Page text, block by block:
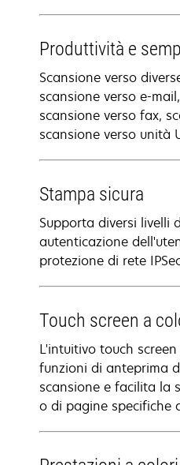
Produttività e
Scansione verso
scansione verso e-
scansione verso fax,
scansione verso unità
Stampa sicura
Supporta diversi livelli
autenticazione
protezione di rete
Touch screen a
L'intuitivo touch
funzioni di anteprima
scansione e facilita la
o di pagine specifiche